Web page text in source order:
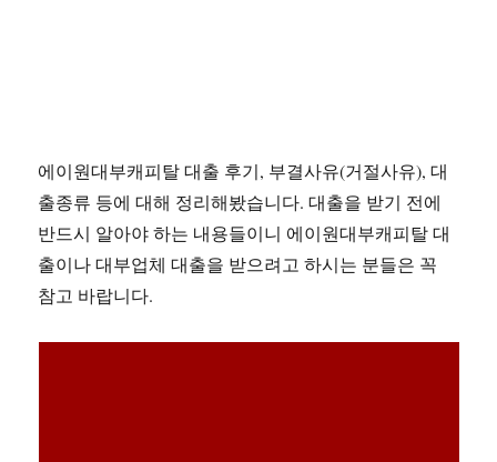
에이원대부캐피탈 대출 후기, 부결사유(거절사유), 대
출종류 등에 대해 정리해봤습니다. 대출을 받기 전에
반드시 알아야 하는 내용들이니 에이원대부캐피탈 대
출이나 대부업체 대출을 받으려고 하시는 분들은 꼭
참고 바랍니다.